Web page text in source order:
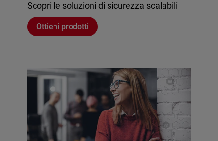
Scopri le soluzioni di sicurezza scalabili
Ottieni prodotti